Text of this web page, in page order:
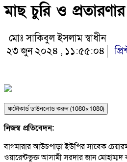
মাছ চুরি ও
মোঃ সাকিবুল ইসলাম স্বাধীন
২৩ জুন ২০২৪ , ১১:৫৫:০৪
ফটোকার্ড ডাউনলোড করুন (1080×1080)
নিজস্ব প্রতিবেদন:
বাগমারার আউচপাড়া ইউপির সাবেক
ওয়ারেন্টভুক্ত আসামী সরদার জান মোহাম্মদ